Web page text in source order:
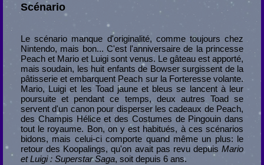
Scénario
Le scénario manque d'originalité, comme toujours chez
Nintendo, mais bon... C'est l'anniversaire de la princesse
Peach et Mario et Luigi sont venus. Le gâteau est apporté,
mais soudain, les huit enfants de Bowser surgissent de la
pâtisserie et embarquent Peach sur la Forteresse volante.
Mario, Luigi et les Toad jaune et bleus se lancent à leur
poursuite et pendant ce temps, deux autres Toad se
servent d'un canon pour disperser les cadeaux de Peach,
des Champis Hélice et des Costumes de Pingouin dans
tout le royaume. Bon, on y est habitués, à ces scénarios
bidons, mais celui-ci comporte quand même un plus: le
retour des Koopalings, qu'on avait pas revu depuis Mario
et Luigi : Superstar Saga, soit depuis 6 ans.